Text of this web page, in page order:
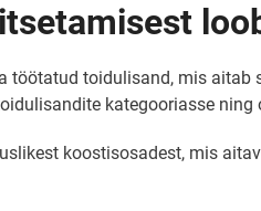
töötatud toidulisand, mis
kategooriasse
koostisosadest, mis